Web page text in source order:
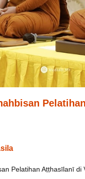
Pelatihan Aṭṭhasīlanī